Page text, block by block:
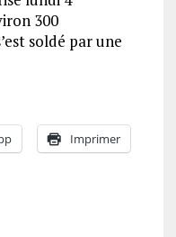
300
soldé par une
Imprimer